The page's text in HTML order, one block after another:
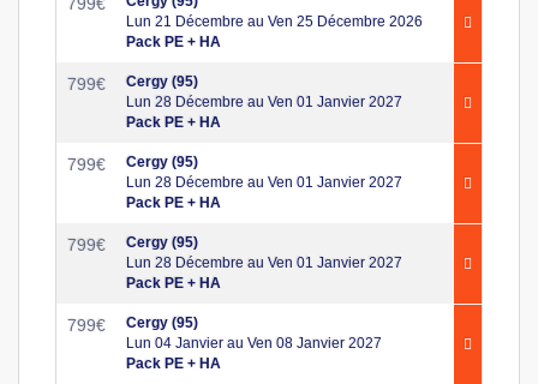
Lun 21 Décembre au Ven 25 Décembre 2026
Pack PE + HA
799€
Cergy (95)
Lun 28 Décembre au Ven 01 Janvier 2027
Pack PE + HA
799€
Cergy (95)
Lun 28 Décembre au Ven 01 Janvier 2027
Pack PE + HA
799€
Cergy (95)
Lun 28 Décembre au Ven 01 Janvier 2027
Pack PE + HA
799€
Cergy (95)
Lun 04 Janvier au Ven 08 Janvier 2027
Pack PE + HA